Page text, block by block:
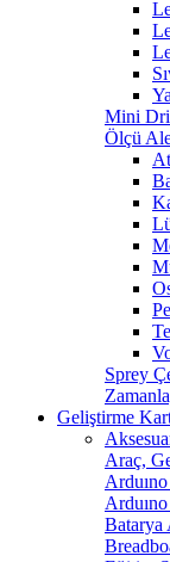
Mini
Ölçü
Sprey
Geliştirme
Araç,
Batarya